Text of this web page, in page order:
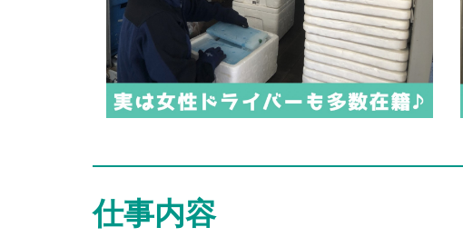
仕事内容